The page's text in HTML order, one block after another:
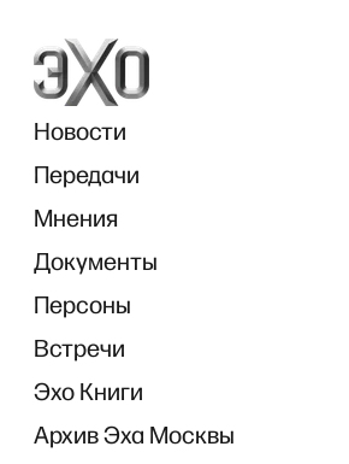
Новости
Передачи
Мнения
Документы
Персоны
Встречи
Эхо Книги
Архив Эха Москвы